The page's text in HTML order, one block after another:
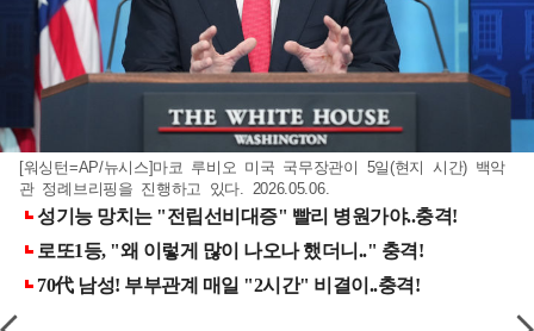
[워싱턴=AP/뉴시스]마코 루비오 미국 국무장관이 5일(현지 시간) 백악
관 정례브리핑을 진행하고 있다. 2026.05.06.